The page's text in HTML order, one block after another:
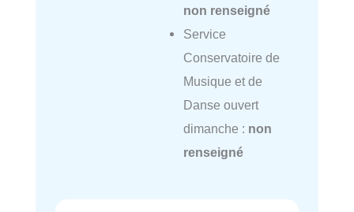
non renseigné
Service
Conservatoire de
Musique et de
Danse ouvert
dimanche : non
renseigné